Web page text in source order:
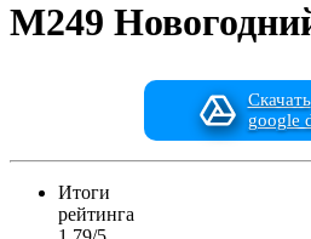
M249
Скачать
google
Итоги
рейтинга